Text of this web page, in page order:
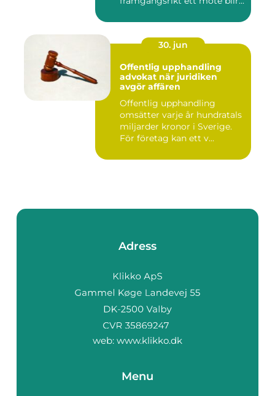
30. jun
Offentlig upphandling
advokat när juridiken
avgör affären
Offentlig upphandling
omsätter varje år hundratals
miljarder kronor i Sverige.
För företag kan ett v...
Adress
web: www.klikko.dk
Menu